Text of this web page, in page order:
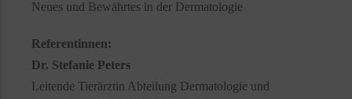
Neues und Bewährtes in der Dermatologie
Referentinnen:
Dr. Stefanie Peters
Leitende Tierärztin Abteilung Dermatologie und